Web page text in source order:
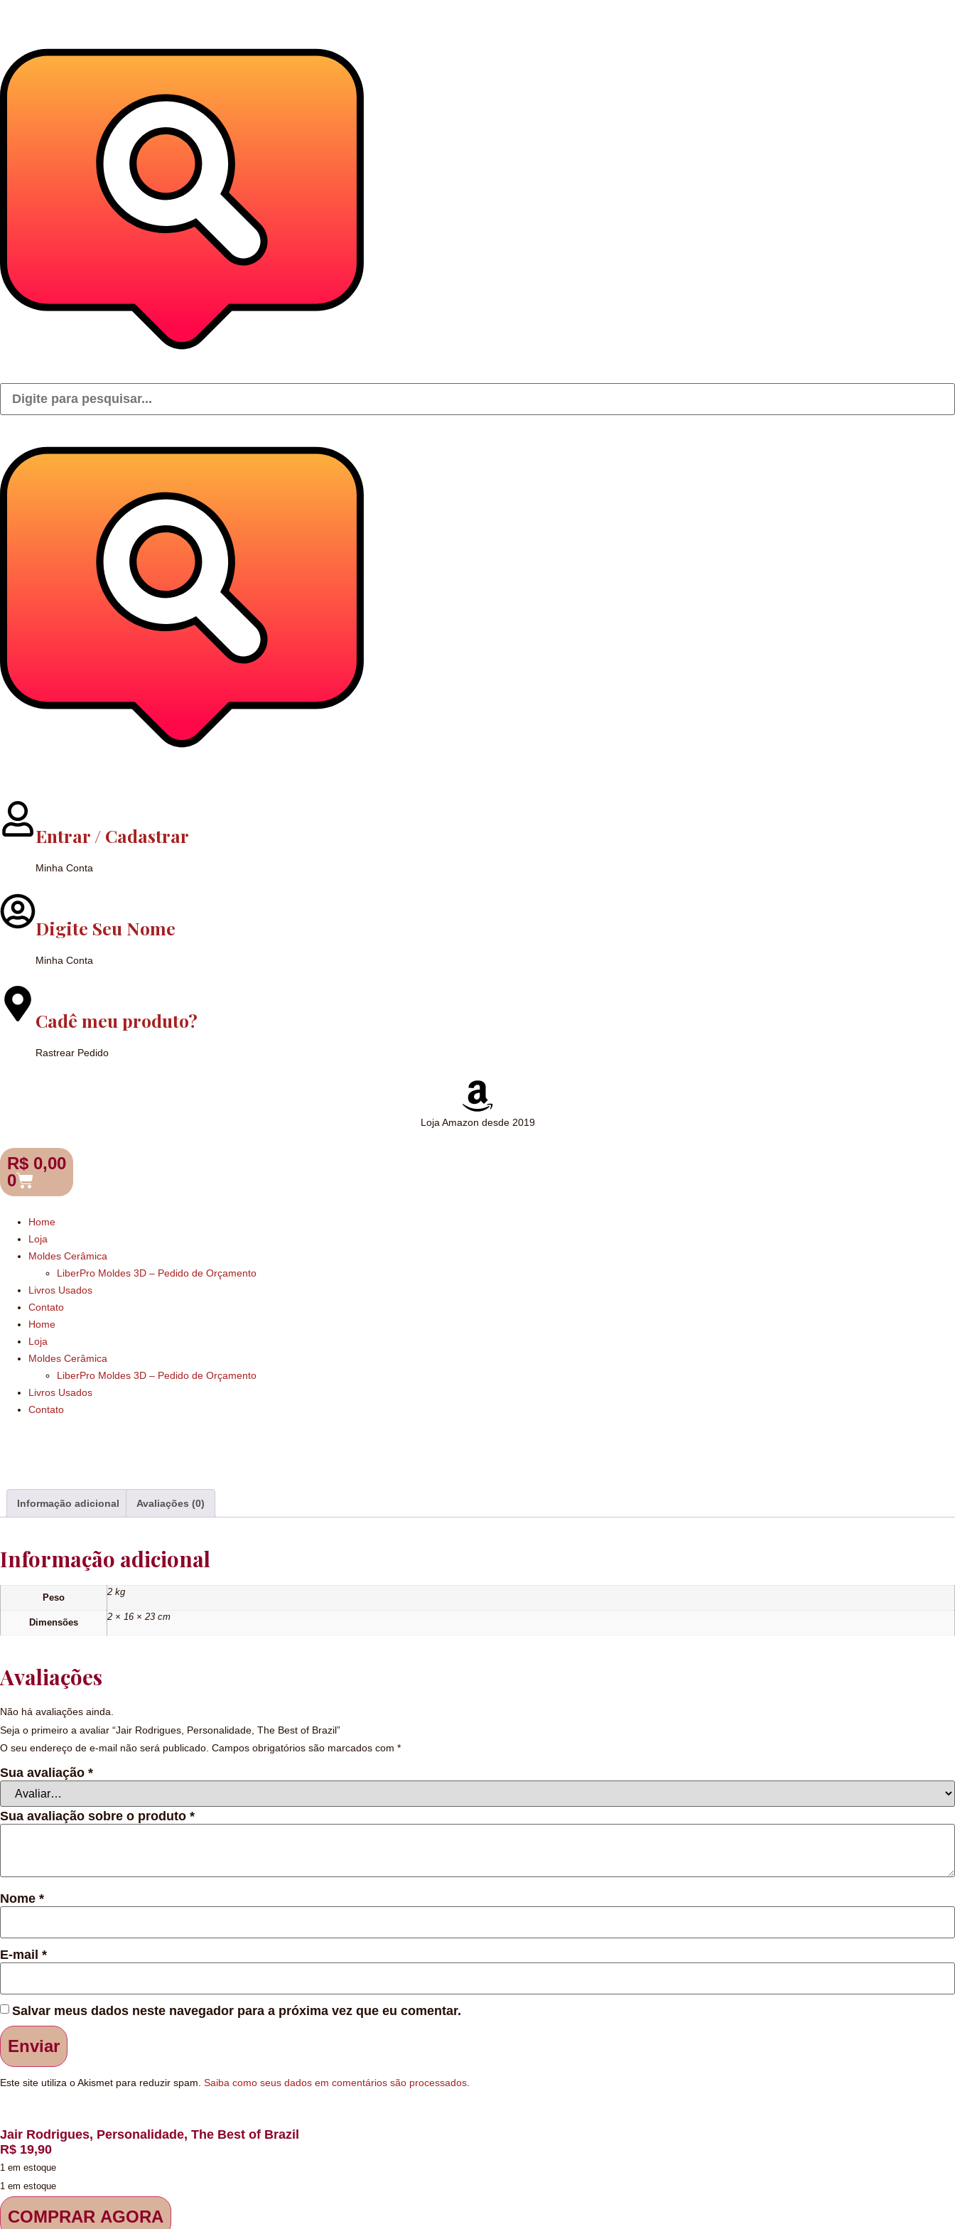
Entrar / Cadastrar
Minha Conta
Digite Seu Nome
Minha Conta
Cadê meu produto?
Rastrear Pedido
Loja Amazon desde 2019
R$ 0,00
0
Home
Loja
Moldes Cerâmica
LiberPro Moldes 3D – Pedido de Orçamento
Livros Usados
Contato
Home
Loja
Moldes Cerâmica
LiberPro Moldes 3D – Pedido de Orçamento
Livros Usados
Contato
Informação adicional Avaliações (0)
Informação adicional
Peso
2 kg
Dimensões
2 × 16 × 23 cm
Avaliações
Não há avaliações ainda.
Seja o primeiro a avaliar “Jair Rodrigues, Personalidade, The Best of Brazil”
O seu endereço de e-mail não será publicado. Campos obrigatórios são marcados com *
Sua avaliação *
Sua avaliação sobre o produto *
Nome *
E-mail *
Salvar meus dados neste navegador para a próxima vez que eu comentar.
Este site utiliza o Akismet para reduzir spam. Saiba como seus dados em comentários são processados
Jair Rodrigues, Personalidade, The Best of Brazil
R$ 19,90
1 em estoque
1 em estoque
COMPRAR AGORA